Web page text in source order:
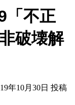
「不正
破壊解
年10月30日 投稿